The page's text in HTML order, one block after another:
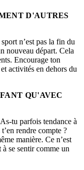
D'AUTRES
n’est pas la fin du
nouveau départ. Cela
Encourage ton
activités en dehors du
QU'AVEC
tu parfois tendance à
rendre compte ?
manière. Ce n’est
à se sentir comme un